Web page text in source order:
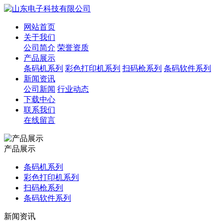
网站首页
关于我们
公司简介 荣誉资质
产品展示
条码机系列 彩色打印机系列 扫码枪系列 条码软件系列
新闻资讯
公司新闻 行业动态
下载中心
联系我们
在线留言
产品展示
条码机系列
彩色打印机系列
扫码枪系列
条码软件系列
新闻资讯